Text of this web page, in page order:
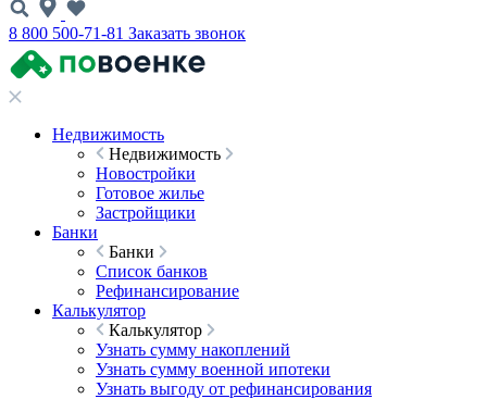
8 800 500-71-81 Заказать звонок
Недвижимость
Недвижимость
Новостройки
Готовое жилье
Застройщики
Банки
Банки
Список банков
Рефинансирование
Калькулятор
Калькулятор
Узнать сумму накоплений
Узнать сумму военной ипотеки
Узнать выгоду от рефинансирования